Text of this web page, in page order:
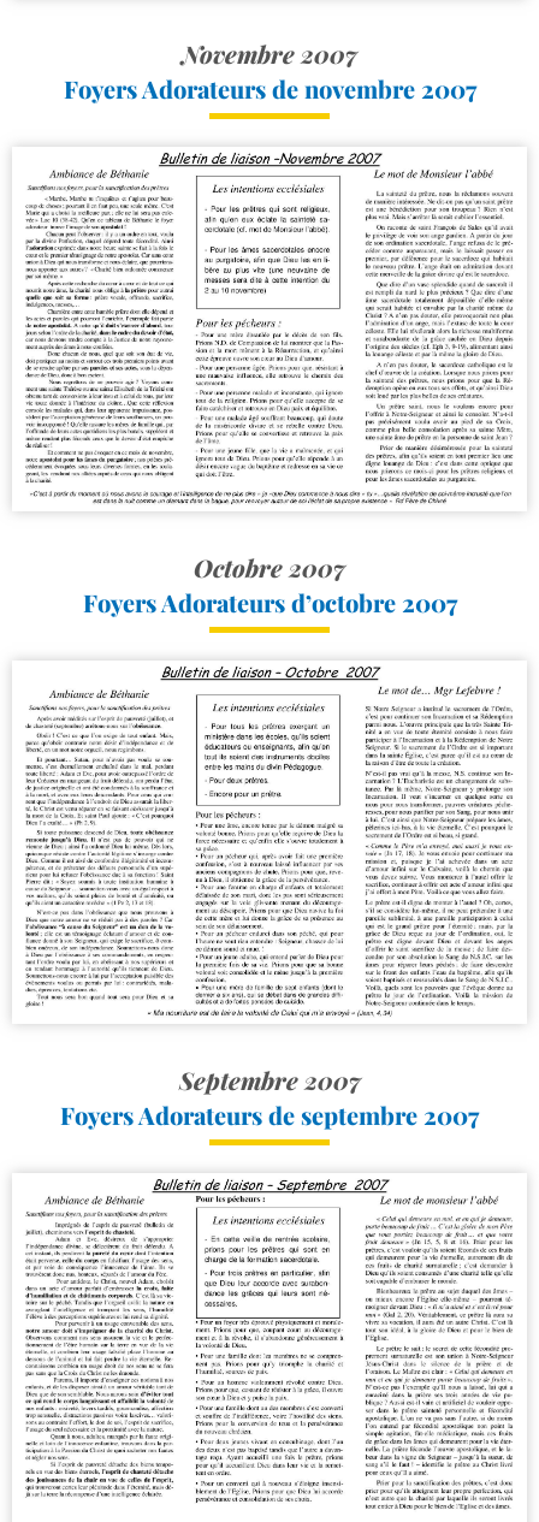
Novembre 2007
Foyers Adorateurs de novembre 2007
Octobre 2007
Foyers Adorateurs d’octobre 2007
Septembre 2007
Foyers Adorateurs de septembre 2007